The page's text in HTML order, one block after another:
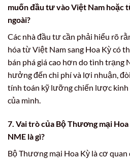
muốn đầu tư vào Việt Nam hoặc
ngoài?
Các nhà đầu tư cần phải hiểu rõ
hóa từ Việt Nam sang Hoa Kỳ có
bán phá giá cao hơn do tình trạng
hưởng đến chi phí và lợi nhuận,
tính toán kỹ lưỡng chiến lược kinh
của mình.
7. Vai trò của Bộ Thương mại
NME là gì?
Bộ Thương mại Hoa Kỳ là cơ